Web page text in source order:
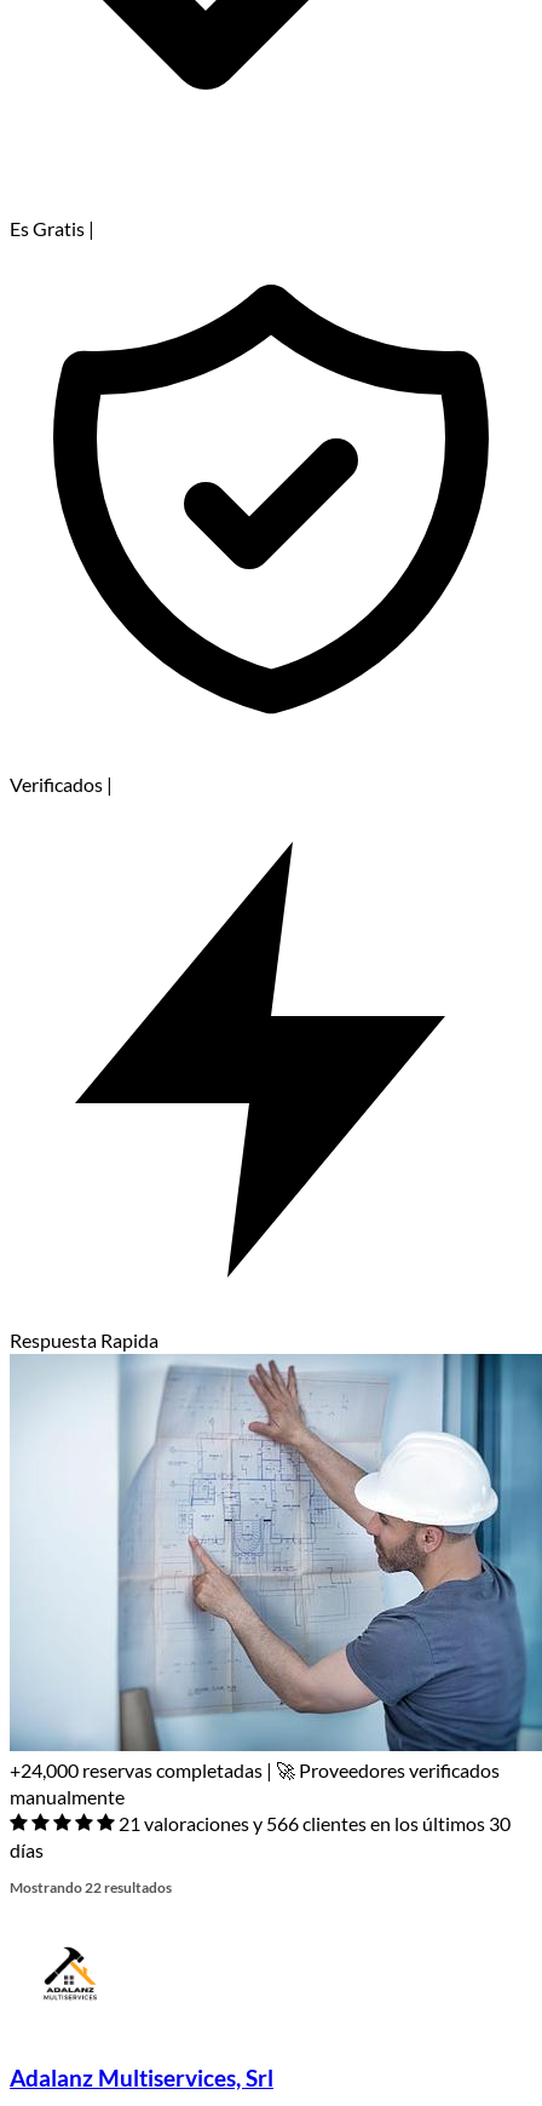
Es Gratis |
Verificados |
Respuesta Rapida
+24,000 reservas completadas | 🚀 Proveedores verificados
manualmente
21 valoraciones y 566 clientes en los últimos 30
días
Mostrando 22 resultados
Adalanz Multiservices, Srl